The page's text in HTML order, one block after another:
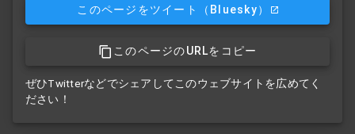
このページをツイート （Bluesky）
このページのURLをコピー
ぜひTwitterなどでシェアしてこのウェブサイトを広めてく
ださい！